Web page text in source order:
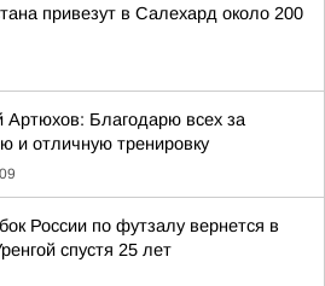
привезут в Салехард около 200
Артюхов: Благодарю всех за
и отличную тренировку
России по футзалу вернется в
спустя 25 лет